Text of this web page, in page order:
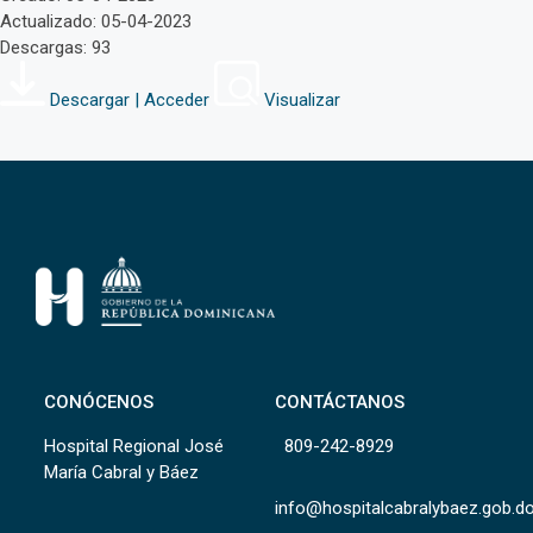
Actualizado: 05-04-2023
Descargas: 93
Descargar | Acceder Visualizar
CONÓCENOS
Hospital Regional José
María Cabral y Báez
CONTÁCTANOS
809-242-8929